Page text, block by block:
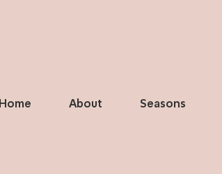
Home About Seasons